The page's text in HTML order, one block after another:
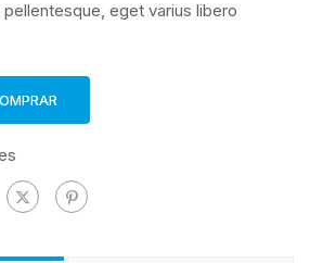
eget varius libero